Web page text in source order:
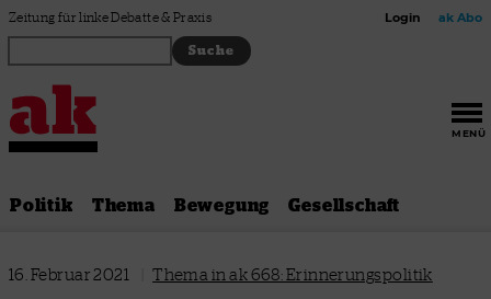
Zum Inhalt springen
Zeitung für linke Debatte & Praxis Login ak Abo
MENÜ
Politik Thema Bewegung Gesellschaft
16. Februar 2021 Thema in ak 668: Erinnerungspolitik